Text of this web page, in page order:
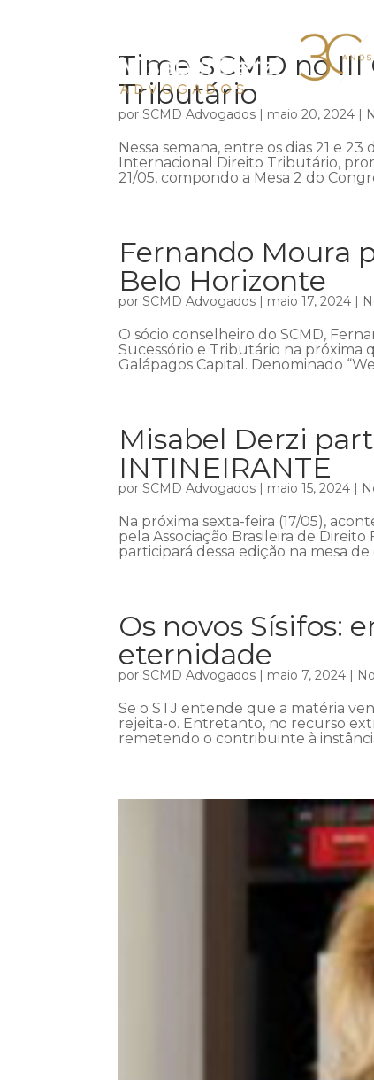
Time SCMD no
Tributário
porSCMD Advogados | maio 20, 2024 |
Nessa semana, entre os dias 21 e
Internacional Direito Tributário,
21/05, compondo a Mesa 2 do
Fernando Moura
Belo Horizonte
porSCMD Advogados | maio 17, 2024 |
O sócio conselheiro do SCMD,
Sucessório e Tributário na próxima
Galápagos Capital. Denominado
Misabel Derzi
INTINEIRANTE
porSCMD Advogados | maio 15, 2024 |
Na próxima sexta-feira (17/05),
pela Associação Brasileira de Direito
participará dessa edição na mesa
Os novos Sísifos:
eternidade
porSCMD Advogados | maio 7, 2024 |
Se o STJ entende que a matéria
rejeita-o. Entretanto, no recurso
remetendo o contribuinte à